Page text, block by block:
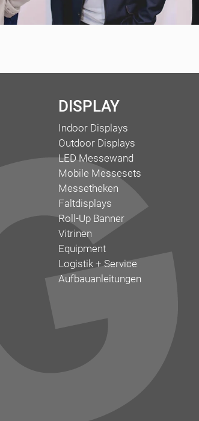
DISPLAY
Indoor Displays
Outdoor Displays
LED Messewand
Mobile Messesets
Messetheken
Faltdisplays
Roll-Up Banner
Vitrinen
Equipment
Logistik + Service
Aufbauanleitungen